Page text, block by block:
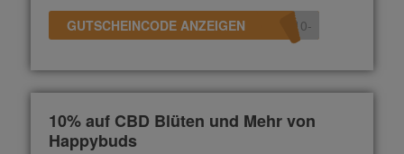
GUTSCHEINCODE ANZEIGEN -10
10% auf CBD Blüten und Mehr von
Happybuds